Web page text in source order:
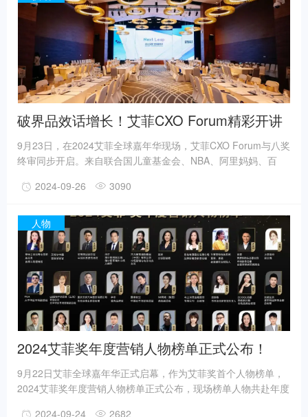
老字号”两大平台IP携手,在佛山落地推出「心动佛山」项目,以“岭
南生活,功夫佛山”为主题,线上线下联动本地优质商家,开拓生活消
费新场景
破界品效话增长！艾菲CXO Forum精彩开讲
9月23日，在2024艾菲全球嘉年华现场，艾菲CXO Forum与八奖
终审同步开启。来自联合国儿童基金会、NBA、阿里妈妈、百
狗电器、A.M.A、甲乙、分众传媒、城市之窗等众多企业和品牌
和解决方案，为与会嘉宾和终审评委们奉献了一场不止于营销的
多样性和多元化的行业高峰论坛。
2024-09-26 3090
人物
2024艾菲奖年度营销人物榜单正式公布！
9月22日艾菲全球嘉年华正式启幕，作为艾菲奖首个人物榜单，
2024艾菲奖年度营销人物榜单正式公布，现场榜单人物共赴年度
2024-09-24 2682